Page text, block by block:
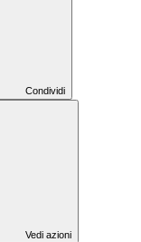
Condividi
Vedi azioni